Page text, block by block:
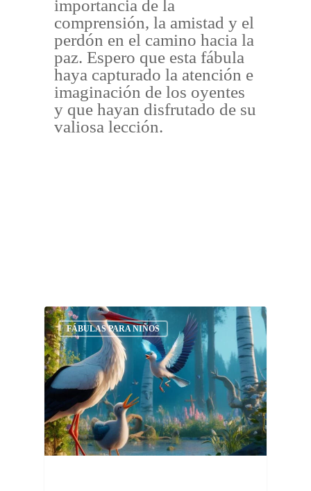
importancia de la
comprensión, la amistad y el
perdón en el camino hacia la
paz. Espero que esta fábula
haya capturado la atención e
imaginación de los oyentes
y que hayan disfrutado de su
valiosa lección.
FÁBULAS PARA NIÑOS